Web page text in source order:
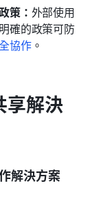
策： 外部使用
確的政策可防
協作。
享解決
解決方案